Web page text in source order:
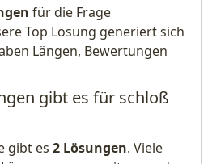
für die Frage
Top Lösung generiert sich
Längen, Bewertungen
gibt es für schloß
gibt es 2 Lösungen. Viele